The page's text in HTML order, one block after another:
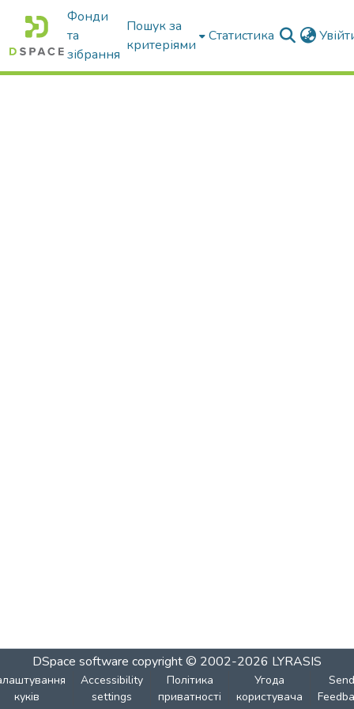
Фонди
та
зібрання
Пошук за
критеріями
Статистика
DSpace software copyright © 2002-2026 LYRASIS
куків
Accessibility
settings
Політика
приватності
Угода
користувача
Send